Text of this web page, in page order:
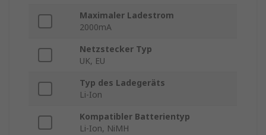
Maximaler Ladestrom
2000mA
Netzstecker Typ
UK, EU
Typ des Ladegeräts
Li-Ion
Kompatibler Batterientyp
Li-Ion, NiMH